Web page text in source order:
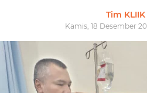
Tim KLIIK
Kamis, 18 Desember